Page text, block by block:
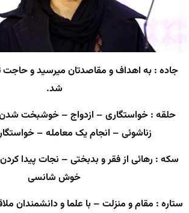
جاده : به اهداف و مقاصدتان میرسید و حاجت
شد.
حلقه : خواستگاری – ازدواج – خوشبخت شدن
زناشوئی – انجام یک معامله –
سکه : رهائی از فقر و بدبختی – نجات پیدا
خوش شانسی
ستاره : مقام و منزلت – با علما و دانشمندان